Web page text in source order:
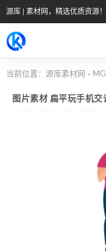
源库 | 素材网，精选优质资源
当前位置： 源库素材网 >
图片素材 扁平玩手机